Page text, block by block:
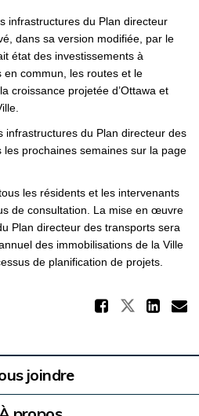
infrastructures du Plan directeur
dans sa version modifiée, par le
état des investissements à
commun, les routes et le
croissance projetée d’Ottawa et
infrastructures du Plan directeur des
prochaines semaines sur la page
les résidents et les intervenants
de consultation. La mise en œuvre
Plan directeur des transports sera
des immobilisations de la Ville
de planification de projets.
joindre